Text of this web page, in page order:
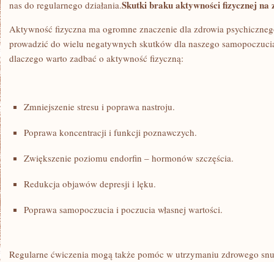
nas do regularnego działania.Skutki braku aktywności fizycznej‌ na
Aktywność fizyczna ma ogromne znaczenie dla zdrowia
prowadzić ‍do wielu negatywnych skutków dla naszego
dlaczego warto zadbać o aktywność fizyczną:
Zmniejszenie stresu i poprawa nastroju.
Poprawa koncentracji i funkcji poznawczych.
Zwiększenie poziomu endorfin – hormonów szczęścia.
Redukcja objawów depresji i ⁣lęku.
Poprawa samopoczucia i poczucia⁢ własnej ⁢wartości.
Regularne ćwiczenia mogą także pomóc w utrzymaniu zdrowego